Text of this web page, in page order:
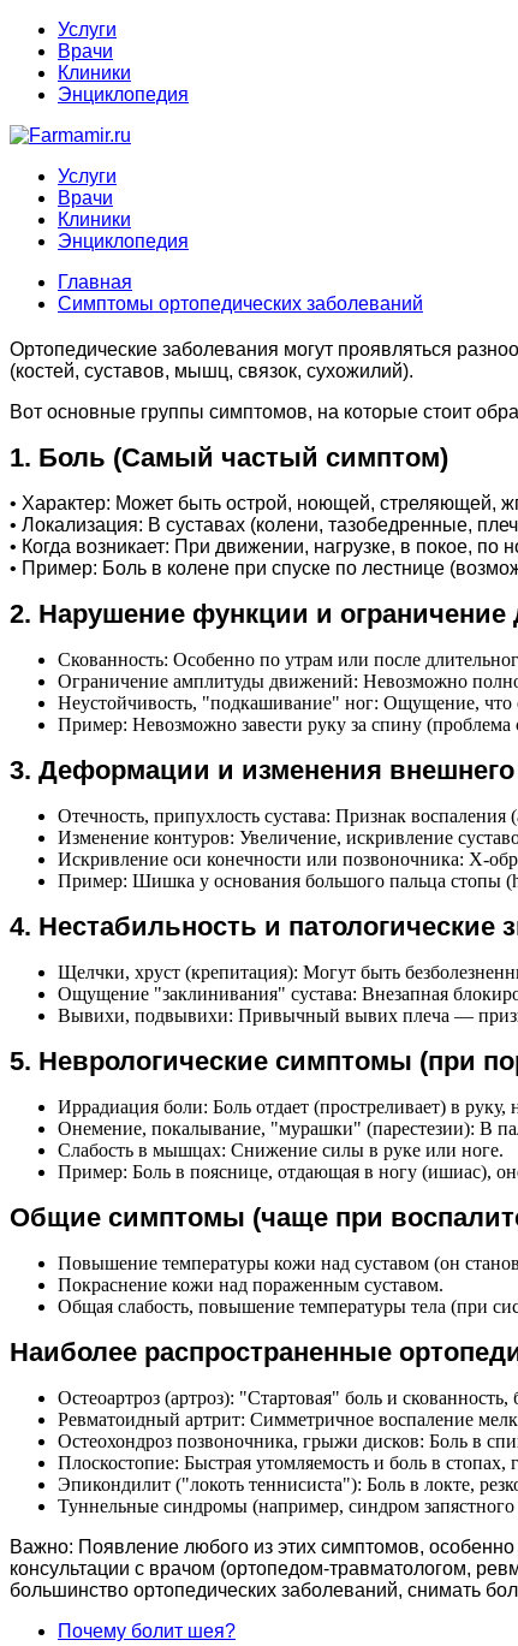
Услуги
Врачи
Клиники
Энциклопедия
Услуги
Врачи
Клиники
Энциклопедия
Главная
Симптомы ортопедических заболеваний
Ортопедические заболевания могут проявляться
(костей, суставов, мышц, связок, сухожилий).
Вот основные группы симптомов, на которые стоит
1. Боль (Самый частый симптом)
• Характер: Может быть острой, ноющей, стреляющей,
• Локализация: В суставах (колени, тазобедренные,
• Когда возникает: При движении, нагрузке, в покое, по
• Пример: Боль в колене при спуске по лестнице
2. Нарушение функции и ограничение
Скованность: Особенно по утрам или после
Ограничение амплитуды движений: Невозможно
Неустойчивость, "подкашивание" ног: Ощущение, что
Пример: Невозможно завести руку за спину
3. Деформации и изменения
Отечность, припухлость сустава: Признак воспаления
Изменение контуров: Увеличение, искривление
Искривление оси конечности или позвоночника: Х-
Пример: Шишка у основания большого пальца стопы
4. Нестабильность и патологические
Щелчки, хруст (крепитация): Могут быть
Ощущение "заклинивания" сустава: Внезапная
Вывихи, подвывихи: Привычный вывих плеча —
5. Неврологические симптомы (при
Иррадиация боли: Боль отдает (простреливает) в
Онемение, покалывание, "мурашки" (парестезии): В
Слабость в мышцах: Снижение силы в руке или ноге.
Пример: Боль в пояснице, отдающая в ногу (ишиас),
Общие симптомы (чаще при
Повышение температуры кожи над суставом (он
Покраснение кожи над пораженным суставом.
Общая слабость, повышение температуры тела (при
Наиболее распространенные
Остеоартроз (артроз): "Стартовая" боль и
Ревматоидный артрит: Симметричное воспаление
Остеохондроз позвоночника, грыжи дисков: Боль в
Плоскостопие: Быстрая утомляемость и боль в
Эпикондилит ("локоть теннисиста"): Боль в локте,
Туннельные синдромы (например, синдром
Важно: Появление любого из этих симптомов,
консультации с врачом (ортопедом-травматологом,
большинство ортопедических заболеваний, снимать
Почему болит шея?